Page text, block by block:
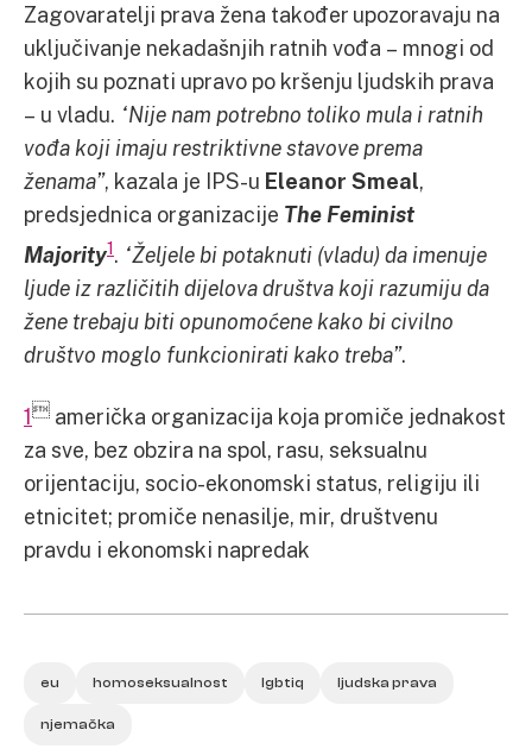
Zagovaratelji prava žena također upozoravaju na
uključivanje nekadašnjih ratnih vođa – mnogi od
kojih su poznati upravo po kršenju ljudskih prava
– u vladu. “Nije nam potrebno toliko mula i ratnih
vođa koji imaju restriktivne stavove prema
ženama”, kazala je IPS-u Eleanor Smeal,
predsjednica organizacije The Feminist
Majority1. “Željele bi potaknuti (vladu) da imenuje
ljude iz različitih dijelova društva koji razumiju da
žene trebaju biti opunomoćene kako bi civilno
društvo moglo funkcionirati kako treba”.
1 američka organizacija koja promiče jednakost
za sve, bez obzira na spol, rasu, seksualnu
orijentaciju, socio-ekonomski status, religiju ili
etnicitet; promiče nenasilje, mir, društvenu
pravdu i ekonomski napredak
eu homoseksualnost lgbtiq ljudska prava
njemačka